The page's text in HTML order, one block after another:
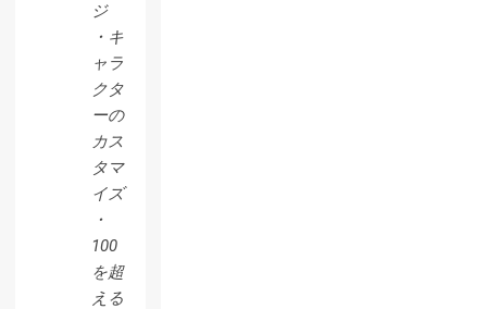
ジ
・キ
ャラ
クタ
ーの
カス
タマ
イズ
・
100
を超
える